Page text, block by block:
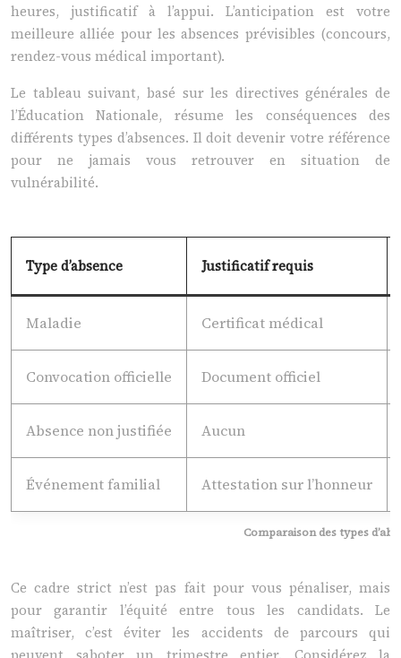
heures, justificatif à l’appui. L’anticipation est votre
meilleure alliée pour les absences prévisibles (concours,
rendez-vous médical important).
Le tableau suivant, basé sur les directives générales de
l’Éducation Nationale, résume les conséquences des
différents types d’absences. Il doit devenir votre référence
pour ne jamais vous retrouver en situation de
vulnérabilité.
Comparaison des types
Type d’absence Justificatif requis
Maladie Certificat médical
Convocation officielle Document officiel
Absence non justifiée Aucun
Événement familial Attestation sur l’honneur
Ce cadre strict n’est pas fait pour vous pénaliser, mais
pour garantir l’équité entre tous les candidats. Le
maîtriser, c’est éviter les accidents de parcours qui